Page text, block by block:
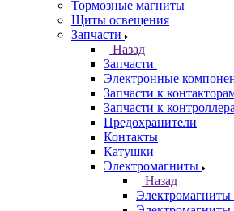
Тормозные магниты
Щиты освещения
Запчасти
Назад
Запчасти
Электронные
Запчасти к
Запчасти к
Предохранители
Контакты
Катушки
Электромагниты
Назад
Электромагниты